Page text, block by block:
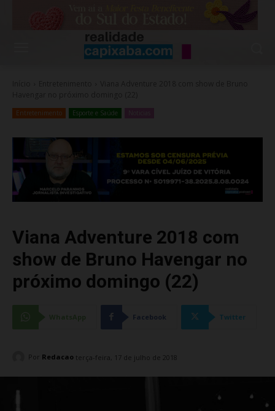
Entretenimento Esporte e Saúde
Viana Adventure 2018 com
show de Bruno Havengar no
próximo domingo (22)
Facebook Twitter
Por Redacao terça-feira, 17 de julho de 2018